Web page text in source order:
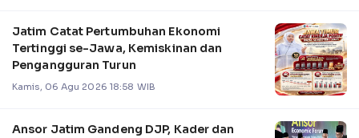
Jatim Catat Pertumbuhan Ekonomi
Tertinggi se-Jawa, Kemiskinan dan
Pengangguran Turun
Kamis, 06 Agu 2026 18:58 WIB
Ansor Jatim Gandeng DJP, Kader dan